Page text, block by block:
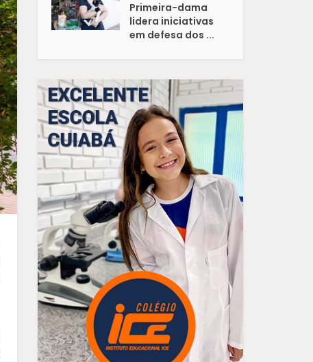
Primeira-dama
lidera iniciativas
em defesa dos ...